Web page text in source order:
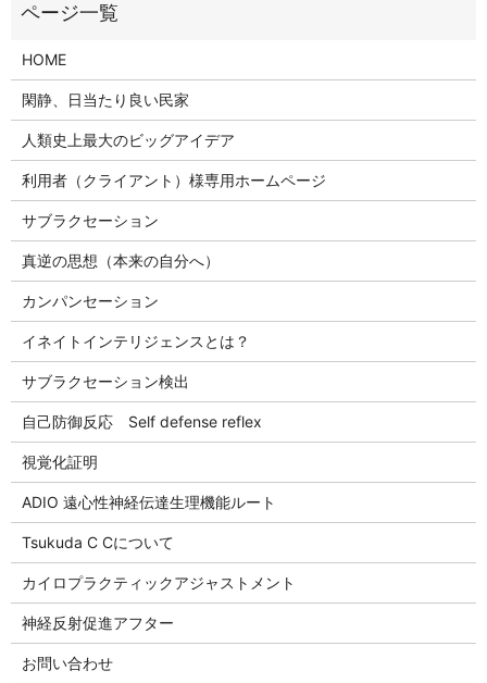
HOME
閑静、日当たり良い民家
人類史上最大のビッグアイデア
利用者（クライアント）様専用ホームページ
サブラクセーション
真逆の思想（本来の自分へ）
カンパンセーション
イネイトインテリジェンスとは？
サブラクセーション検出
自己防御反応 Self defense reflex
視覚化証明
ADIO 遠心性神経伝達生理機能ルート
Tsukuda C Cについて
カイロプラクティックアジャストメント
神経反射促進アフター
お問い合わせ